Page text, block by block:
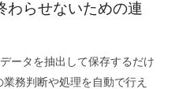
わらせないための連
ータを抽出して保存するだけ
務判断や処理を自動で行え